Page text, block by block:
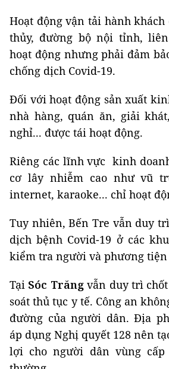
Hoạt động vận tải hành khách
thủy, đường bộ nội tỉnh,
hoạt động nhưng phải đảm
chống dịch Covid-19.
Đối với hoạt động sản xuất
nhà hàng, quán ăn, giải
nghỉ... được tái hoạt động.
Riêng các lĩnh vực kinh
cơ lây nhiễm cao như vũ
internet, karaoke... chỉ hoạt
Tuy nhiên, Bến Tre vẫn duy
dịch bệnh Covid-19 ở các
kiểm tra người và phương tiện
Tại Sóc Trăngvẫn duy trì
soát thủ tục y tế. Công an
đường của người dân. Địa
áp dụng Nghị quyết 128 nên
lợi cho người dân vùng